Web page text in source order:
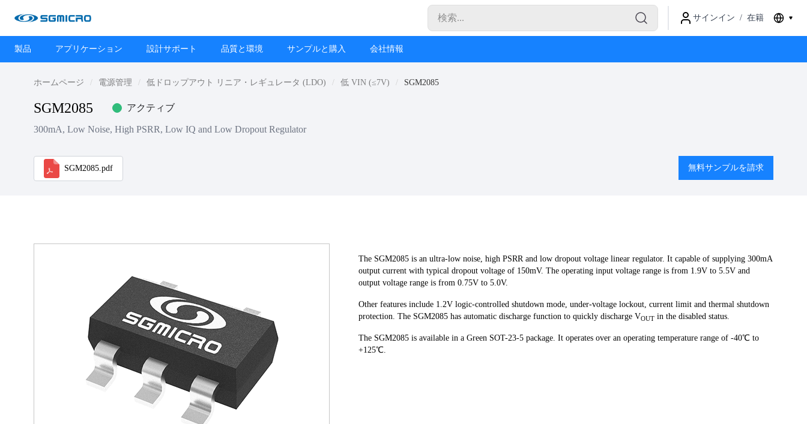
サインイン / 在籍
製品 アプリケーション 設計サポート 品質と環境 サンプルと購入 会社情報
ホームページ 電源管理 低ドロップアウト リニア・レギュレータ (LDO) 低 VIN (≤7V) SGM2085
SGM2085 アクティブ
300mA, Low Noise, High PSRR, Low IQ and Low Dropout Regulator
SGM2085.pdf 無料サンプルを請求
The SGM2085 is an ultra-low noise, high PSRR and low dropout voltage linear regulator. It capable of supplying 300mA
output current with typical dropout voltage of 150mV. The operating input voltage range is from 1.9V to 5.5V and
output voltage range is from 0.75V to 5.0V.
Other features include 1.2V logic-controlled shutdown mode, under-voltage lockout, current limit and thermal shutdown
protection. The SGM2085 has automatic discharge function to quickly discharge VOUTin the disabled status.
The SGM2085 is available in a Green SOT-23-5 package. It operates over an operating temperature range of -40℃ to
+125℃.